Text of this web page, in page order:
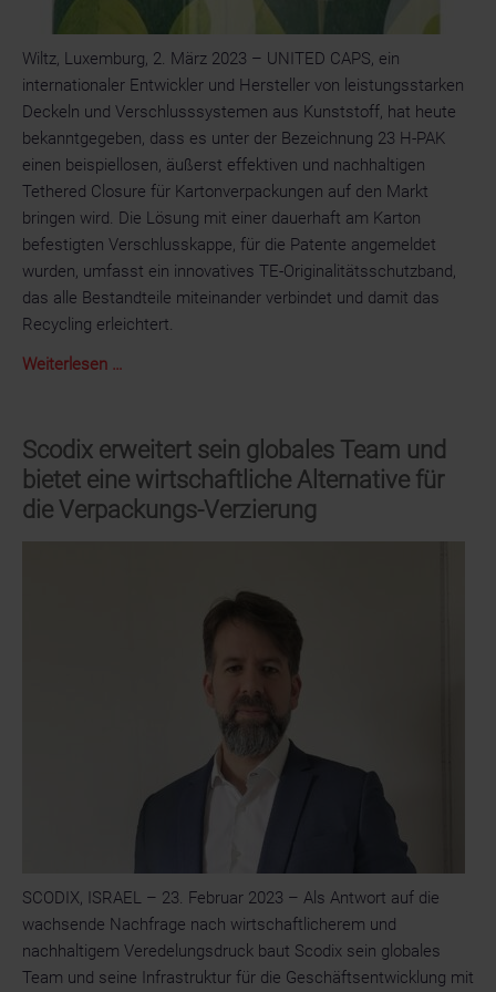
Wiltz, Luxemburg, 2. März 2023 – UNITED CAPS, ein
internationaler Entwickler und Hersteller von leistungsstarken
Deckeln und Verschlusssystemen aus Kunststoff, hat heute
bekanntgegeben, dass es unter der Bezeichnung 23 H-PAK
einen beispiellosen, äußerst effektiven und nachhaltigen
Tethered Closure für Kartonverpackungen auf den Markt
bringen wird. Die Lösung mit einer dauerhaft am Karton
befestigten Verschlusskappe, für die Patente angemeldet
wurden, umfasst ein innovatives TE-Originalitätsschutzband,
das alle Bestandteile miteinander verbindet und damit das
Recycling erleichtert.
Weiterlesen …
innovativen
Tethered
Closure
für
Scodix erweitert sein globales Team und
bietet eine wirtschaftliche Alternative für
die Verpackungs-Verzierung
SCODIX, ISRAEL – 23. Februar 2023 – Als Antwort auf die
wachsende Nachfrage nach wirtschaftlicherem und
nachhaltigem Veredelungsdruck baut Scodix sein globales
Team und seine Infrastruktur für die Geschäftsentwicklung mit